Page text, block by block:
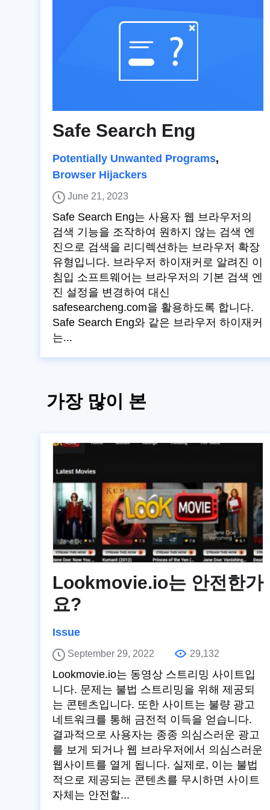
Safe Search Eng
Potentially Unwanted Programs,
Browser Hijackers
June 21, 2023
Safe Search Eng는 사용자 웹 브라우저의
검색 기능을 조작하여 원하지 않는 검색 엔
진으로 검색을 리디렉션하는 브라우저 확장
유형입니다. 브라우저 하이재커로 알려진 이
침입 소프트웨어는 브라우저의 기본 검색 엔
진 설정을 변경하여 대신
safesearcheng.com을 활용하도록 합니다.
Safe Search Eng와 같은 브라우저 하이재커
는...
가장 많이 본
Lookmovie.io는 안전한가
요?
Issue
September 29, 2022 29,132
Lookmovie.io는 동영상 스트리밍 사이트입
니다. 문제는 불법 스트리밍을 위해 제공되
는 콘텐츠입니다. 또한 사이트는 불량 광고
네트워크를 통해 금전적 이득을 얻습니다.
결과적으로 사용자는 종종 의심스러운 광고
를 보게 되거나 웹 브라우저에서 의심스러운
웹사이트를 열게 됩니다. 실제로, 이는 불법
적으로 제공되는 콘텐츠를 무시하면 사이트
자체는 안전할...